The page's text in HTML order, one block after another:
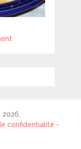
confidentialité -